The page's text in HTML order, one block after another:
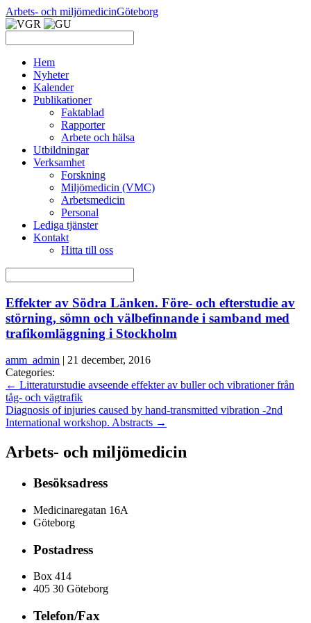
Arbets- och miljömedicinGöteborg
Hem
Nyheter
Kalender
Publikationer
Faktablad
Rapporter
Arbete och hälsa
Utbildningar
Verksamhet
Forskning
Miljömedicin (VMC)
Arbetsmedicin
Personal
Lediga tjänster
Kontakt
Hitta till oss
Effekter av Södra Länken. Före- och efterstudie av
störning, sömn och välbefinnande i samband med
trafikomläggning i Stockholm
amm_admin | 21 december, 2016
Categories:
← Litteraturstudie avseende effekter av buller och vibrationer från
tåg- och vägtrafik
Diagnosis of injuries caused by hand-transmitted vibration -2nd
International workshop. Abstracts →
Arbets- och miljömedicin
Besöksadress
Medicinaregatan 16A
Göteborg
Postadress
Box 414
405 30 Göteborg
Telefon/Fax